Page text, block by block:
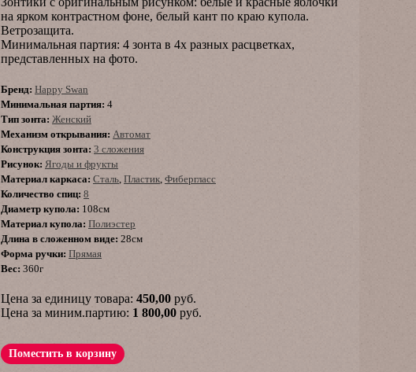
на ярком контрастном фоне, белый кант по краю купола.
Ветрозащита.
Минимальная партия: 4 зонта в 4х разных расцветках,
представленных на фото.
Бренд: Happy Swan
Минимальная партия: 4
Тип зонта: Женский
Механизм открывания: Автомат
Конструкция зонта: 3 сложения
Рисунок: Ягоды и фрукты
Материал каркаса: Сталь, Пластик, Фибергласс
Количество спиц: 8
Диаметр купола: 108см
Материал купола: Полиэстер
Длина в сложенном виде: 28см
Форма ручки: Прямая
Вес: 360г
Цена за единицу товара: 450,00 руб.
Цена за миним.партию: 1 800,00 руб.
Поместить в корзину